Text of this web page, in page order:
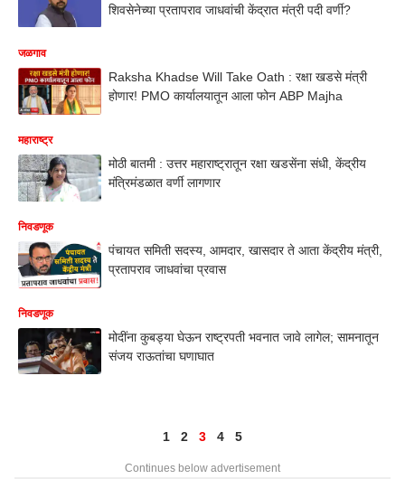
शिवसेनेच्या प्रतापराव जाधवांची केंद्रात मंत्री पदी वर्णी?
जळगाव
Raksha Khadse Will Take Oath : रक्षा खडसे मंत्री
होणार! PMO कार्यालयातून आला फोन ABP Majha
महाराष्ट्र
मोठी बातमी : उत्तर महाराष्ट्रातून रक्षा खडसेंना संधी, केंद्रीय
मंत्रिमंडळात वर्णी लागणार
निवडणूक
पंचायत समिती सदस्य, आमदार, खासदार ते आता केंद्रीय मंत्री,
प्रतापराव जाधवांचा प्रवास
निवडणूक
मोदींना कुबड्या घेऊन राष्ट्रपती भवनात जावे लागेल; सामनातून
संजय राऊतांचा घणाघात
1 2 3 4 5
Continues below advertisement